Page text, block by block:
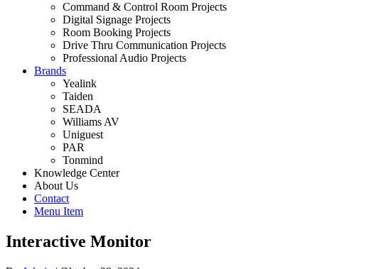
Command & Control Room Projects
Digital Signage Projects
Room Booking Projects
Drive Thru Communication Projects
Professional Audio Projects
Brands
Yealink
Taiden
SEADA
Williams AV
Uniguest
PAR
Tonmind
Knowledge Center
About Us
Contact
Menu Item
Interactive Monitor